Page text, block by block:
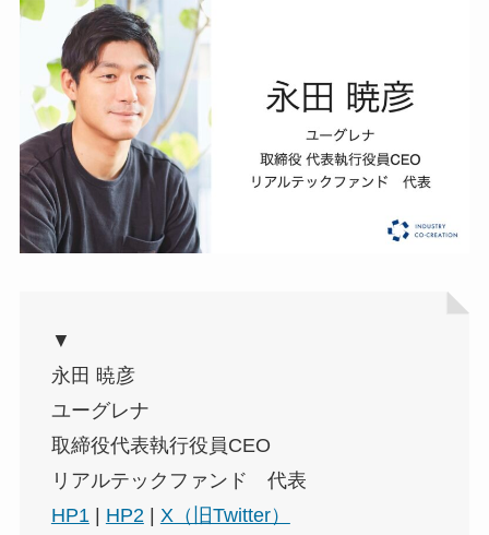
▼
永田 暁彦
ユーグレナ
取締役代表執行役員CEO
リアルテックファンド 代表
HP1| HP2| X（旧Twitter）